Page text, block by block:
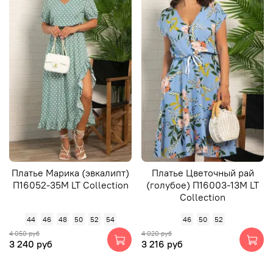
Платье Марика (эвкалипт)
П16052-35М LT Collection
44 46 48 50 52 54
4 050 руб
3 240 руб
Платье Цветочный рай
(голубое) П16003-13М LT
Collection
46 50 52
4 020 руб
3 216 руб